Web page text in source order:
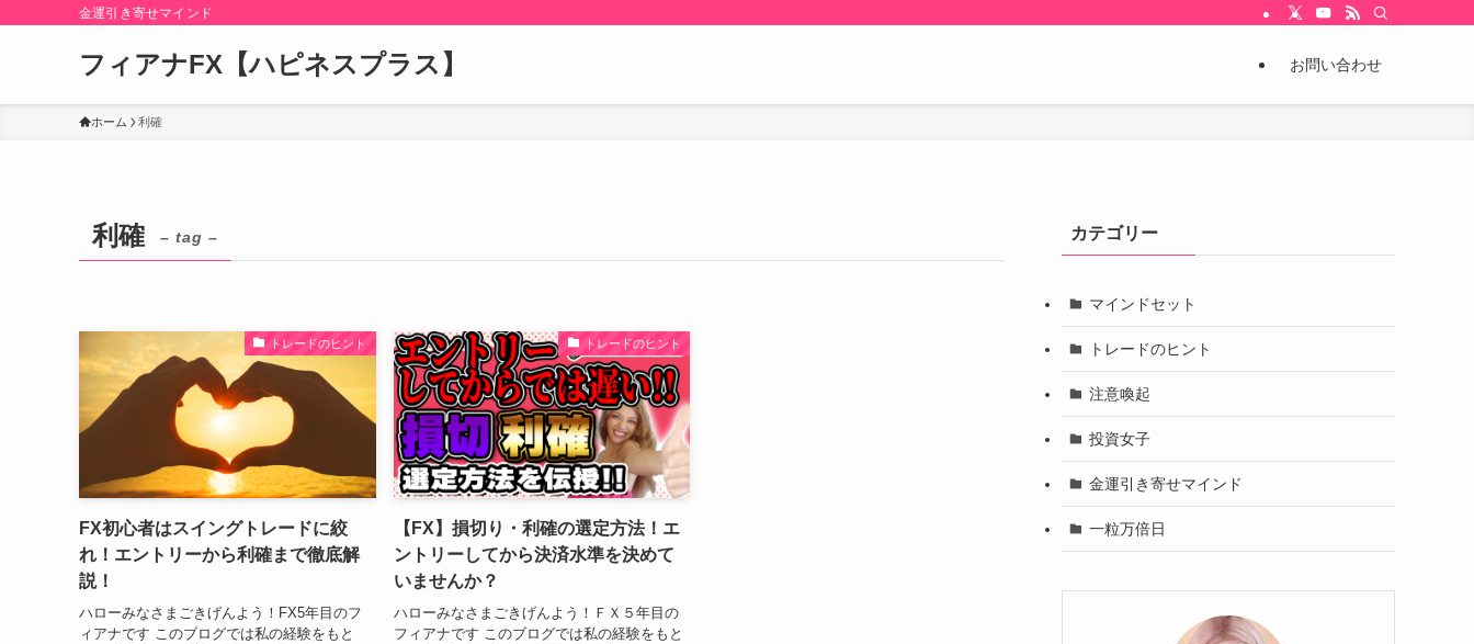
金運引き寄せマインド
フィアナFX【ハピネスプラス】 お問い合わせ
ホーム 利確
利確 – tag –
トレードのヒント
FX初心者はスイングトレードに絞
れ！エントリーから利確まで徹底解
説！
ハローみなさまごきげんよう！FX5年目のフ
ィアナです このブログでは私の経験をもと
トレードのヒント
【FX】損切り・利確の選定方法！エ
ントリーしてから決済水準を決めて
いませんか？
ハローみなさまごきげんよう！ＦＸ５年目の
フィアナです このブログでは私の経験をもと
カテゴリー
マインドセット
トレードのヒント
注意喚起
投資女子
金運引き寄せマインド
一粒万倍日